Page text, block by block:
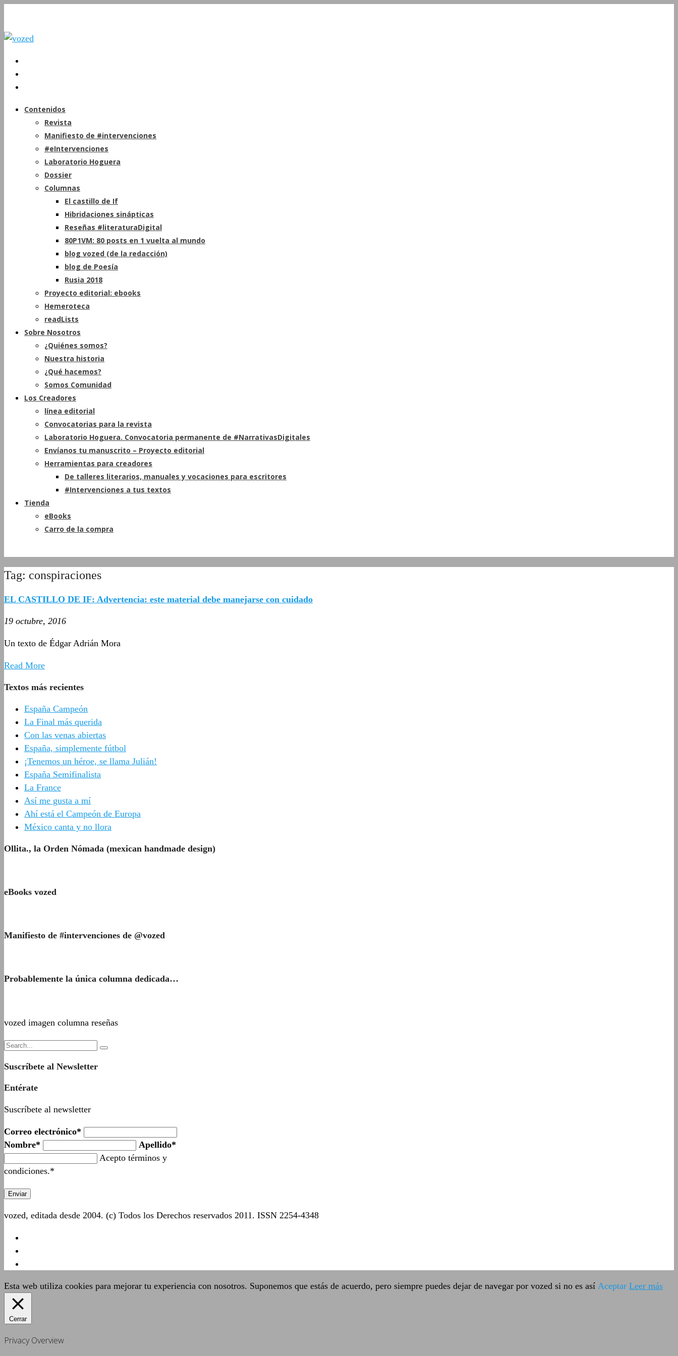
Contenidos
Revista
Manifiesto de #intervenciones
#eIntervenciones
Laboratorio Hoguera
Dossier
Columnas
El castillo de If
Hibridaciones sinápticas
Reseñas #literaturaDigital
80P1VM: 80 posts en 1 vuelta al mundo
blog vozed (de la redacción)
blog de Poesía
Rusia 2018
Proyecto editorial: ebooks
Hemeroteca
readLists
Sobre Nosotros
¿Quiénes somos?
Nuestra historia
¿Qué hacemos?
Somos Comunidad
Los Creadores
línea editorial
Convocatorias para la revista
Laboratorio Hoguera. Convocatoria permanente de #NarrativasDigitales
Envíanos tu manuscrito – Proyecto editorial
Herramientas para creadores
De talleres literarios, manuales y vocaciones para escritores
#Intervenciones a tus textos
Tienda
eBooks
Carro de la compra
Tag: conspiraciones
EL CASTILLO DE IF: Advertencia: este material debe manejarse con cuidado
19 octubre, 2016
Un texto de Édgar Adrián Mora
Read More
Textos más recientes
España Campeón
La Final más querida
Con las venas abiertas
España, simplemente fútbol
¡Tenemos un héroe, se llama Julián!
España Semifinalista
La France
Así me gusta a mí
Ahí está el Campeón de Europa
México canta y no llora
Ollita., la Orden Nómada (mexican handmade design)
eBooks vozed
Manifiesto de #intervenciones de @vozed
Probablemente la única columna dedicada…
vozed imagen columna reseñas
Suscríbete al Newsletter
Entérate
Suscríbete al newsletter
Correo electrónico*
Nombre*
Apellido*
Acepto términos y
condiciones.*
vozed, editada desde 2004. (c) Todos los Derechos reservados 2011. ISSN 2254-4348
Esta web utiliza cookies para mejorar tu experiencia con nosotros. Suponemos que estás de acuerdo, pero siempre puedes dejar de navegar por vozed si no es así Aceptar Leer más
Cerrar
Privacy Overview